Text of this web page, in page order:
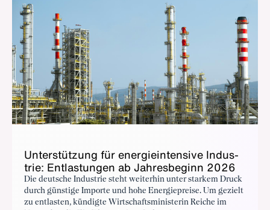
Un­ter­stüt­zung für en­er­gie­in­ten­si­ve In­dus­
trie: Ent­las­tun­gen ab Jah­res­be­ginn 2026
Die deutsche Industrie steht weiterhin unter starkem Druck
durch günstige Importe und hohe Energiepreise. Um gezielt
zu entlasten, kündigte Wirtschaftsministerin Reiche im